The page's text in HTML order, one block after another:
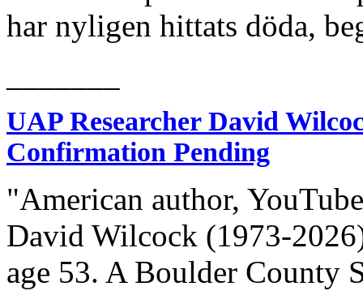
har nyligen hittats döda,
UAP Researcher David
Confirmation Pending
"American author,
David Wilcock (1973-
age 53. A Boulder County